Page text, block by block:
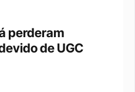
perderam
de UGC